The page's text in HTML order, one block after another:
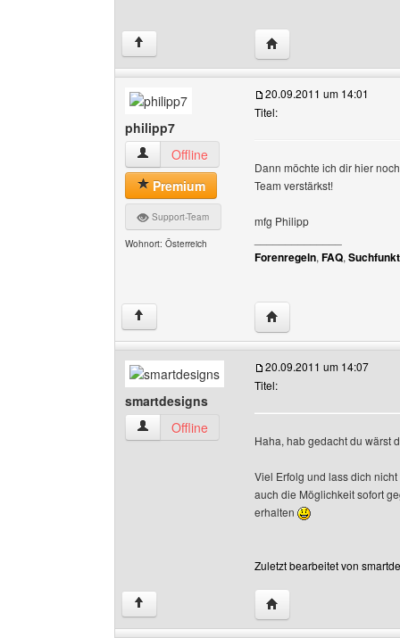
↑ Website dieses
philipp7
philipp7 Benutzer-Profile anzeigen
Offline
Premium
Support-Team
Wohnort: Österreich
20.09.2011 um 14:01
Titel:
Dann möchte ich dir hier
Team verstärkst!
mfg Philipp
Forenregeln, FAQ,
↑ Website dieses
smartdesigns
smartdesigns Benutzer-Profile anzeigen
Offline
20.09.2011 um 14:07
Titel:
Haha, hab gedacht du wärst
Viel Erfolg und lass dich
auch die Möglichkeit sofort
erhalten
Zuletzt bearbeitet von
↑ Website dieses